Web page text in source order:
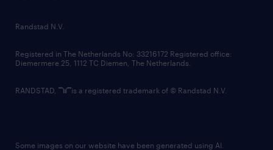
randstad innovation fund
country websites
Randstad N.V.
Registered in The Netherlands No: 33216172 Registered office:
Diemermere 25, 1112 TC Diemen, The Netherlands.
RANDSTAD, is a registered trademark of © Randstad N.V.
Some images on our website have been generated using AI.